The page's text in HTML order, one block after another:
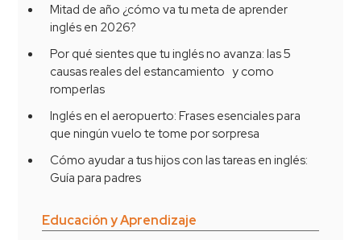
Mitad de año ¿cómo va tu meta de aprender
inglés en 2026?
Por qué sientes que tu inglés no avanza: las 5
causas reales del estancamiento y como
romperlas
Inglés en el aeropuerto: Frases esenciales para
que ningún vuelo te tome por sorpresa
Cómo ayudar a tus hijos con las tareas en inglés:
Guía para padres
Educación y Aprendizaje